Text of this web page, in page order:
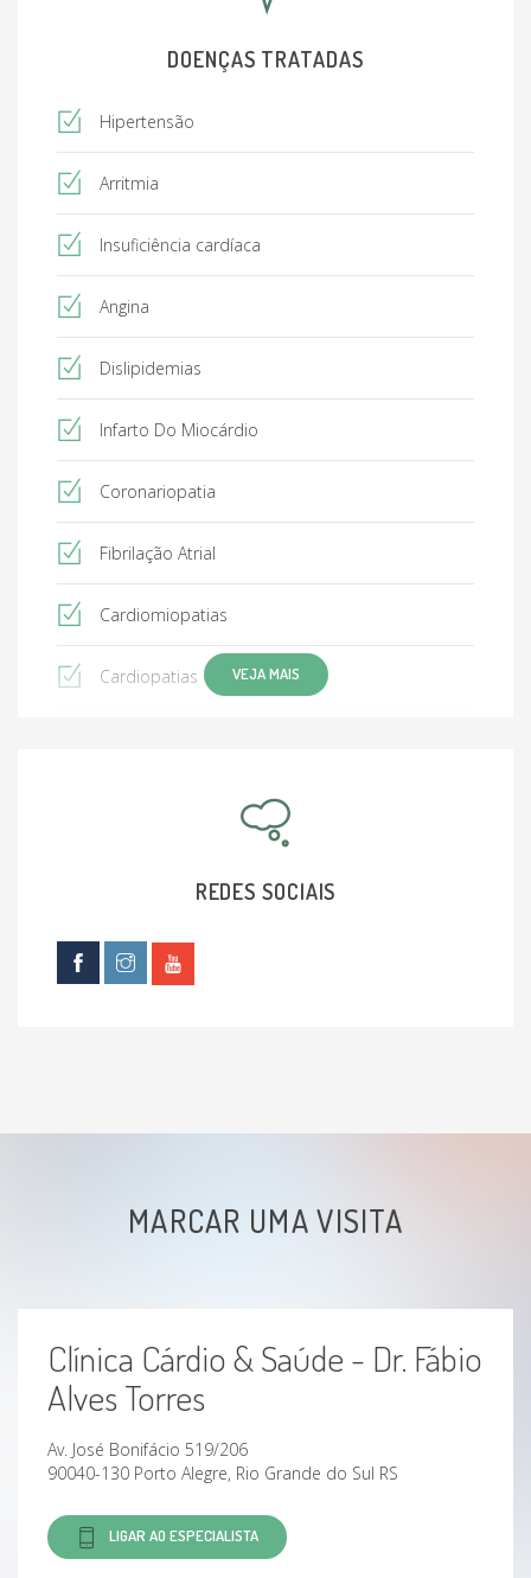
DOENÇAS TRATADAS
Hipertensão
Arritmia
Insuficiência cardíaca
Angina
Dislipidemias
Infarto Do Miocárdio
Coronariopatia
Fibrilação Atrial
Cardiomiopatias
Cardiopatias
Avaliação Pré-operatória
VEJA MAIS
REDES SOCIAIS
MARCAR UMA VISITA
Clínica Cárdio & Saúde - Dr. Fábio
Alves Torres
Av. José Bonifácio 519/206
90040-130 Porto Alegre, Rio Grande do Sul RS
LIGAR AO ESPECIALISTA